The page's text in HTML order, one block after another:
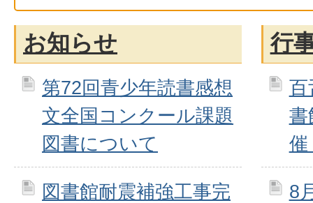
お知らせ
第72回青少年読書感想
文全国コンクール課題
図書について
図書館耐震補強工事完
行
百
書
催
8